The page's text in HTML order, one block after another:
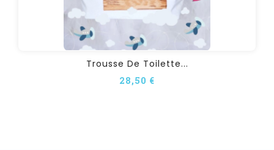
Trousse De Toilette...
28,50 €